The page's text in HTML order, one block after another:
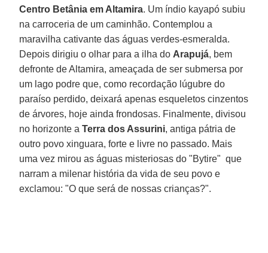
Centro Betânia em Altamira. Um índio kayapó subiu
na carroceria de um caminhão. Contemplou a
maravilha cativante das águas verdes-esmeralda.
Depois dirigiu o olhar para a ilha do Arapujá, bem
defronte de Altamira, ameaçada de ser submersa por
um lago podre que, como recordação lúgubre do
paraíso perdido, deixará apenas esqueletos cinzentos
de árvores, hoje ainda frondosas. Finalmente, divisou
no horizonte aTerra dos Assurini, antiga pátria de
outro povo xinguara, forte e livre no passado. Mais
uma vez mirou as águas misteriosas do "Bytire" que
narram a milenar história da vida de seu povo e
exclamou: "O que será de nossas crianças?".